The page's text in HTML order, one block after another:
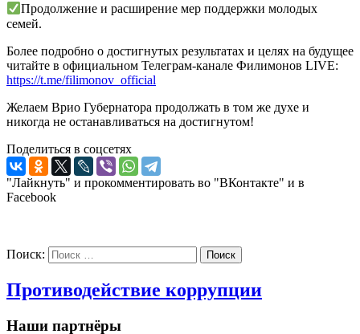
Продолжение и расширение мер поддержки молодых
семей.
Более подробно о достигнутых результатах и целях на будущее
читайте в официальном Телеграм-канале Филимонов LIVE:
https://t.me/filimonov_official
Желаем Врио Губернатора продолжать в том же духе и
никогда не останавливаться на достигнутом!
Поделиться в соцсетях
"Лайкнуть" и прокомментировать во "ВКонтакте" и в
Facebook
Поиск: Поиск
Противодействие коррупции
Наши партнёры